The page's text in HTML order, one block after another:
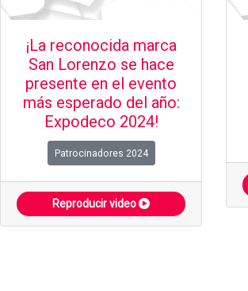
¡La reconocida marca
San Lorenzo se hace
presente en el evento
más esperado del año:
Expodeco 2024!
Patrocinadores 2024
Reproducir video